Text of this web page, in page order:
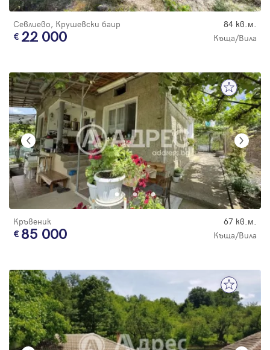
Севлиево, Крушевски баир 84 кв.м.
22 000 Къща/Вила
Кръвеник 67 кв.м.
85 000 Къща/Вила